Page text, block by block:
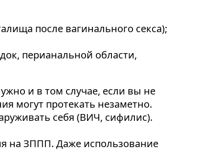
после вагинального секса);
перианальной области,
и в том случае, если вы не
могут протекать незаметно.
себя (ВИЧ, сифилис).
на ЗППП. Даже использование